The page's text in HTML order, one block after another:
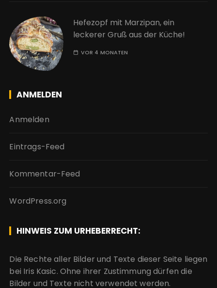
Hefezopf mit Marzipan, ein
leckerer Gruß aus der Küche!
VOR 4 MONATEN
ANMELDEN
Anmelden
Eintrags-Feed
Kommentar-Feed
WordPress.org
HINWEIS ZUM URHEBERRECHT:
Die Rechte aller Bilder und Texte dieser Seite liegen
bei Iris Kasic. Ohne ihrer Zustimmung dürfen die
Bilder und Texte nicht verwendet werden.